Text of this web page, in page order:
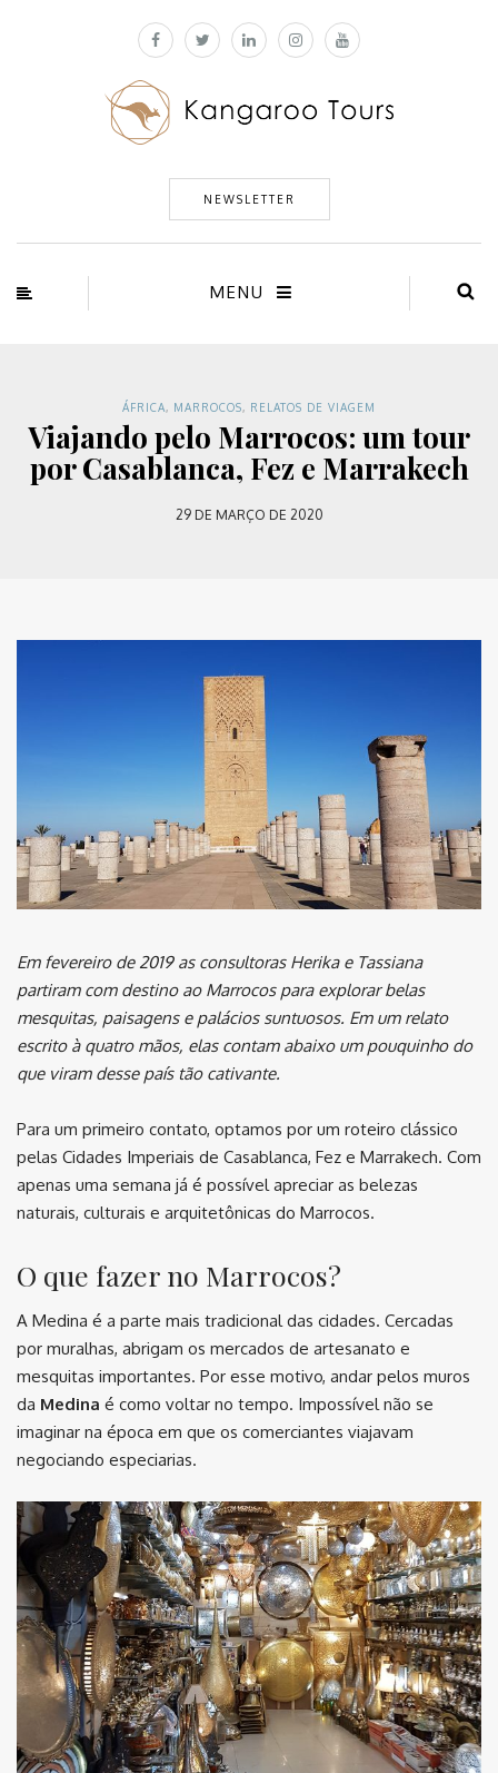
NEWSLETTER
MENU
ÁFRICA, MARROCOS, RELATOS DE VIAGEM
Viajando pelo Marrocos: um tour
por Casablanca, Fez e Marrakech
29 DE MARÇO DE 2020
Em fevereiro de 2019 as consultoras Herika e Tassiana
partiram com destino ao Marrocos para explorar belas
mesquitas, paisagens e palácios suntuosos. Em um relato
escrito à quatro mãos, elas contam abaixo um pouquinho do
que viram desse país tão cativante.
Para um primeiro contato, optamos por um roteiro clássico
pelas Cidades Imperiais de Casablanca, Fez e Marrakech. Com
apenas uma semana já é possível apreciar as belezas
naturais, culturais e arquitetônicas do Marrocos.
O que fazer no Marrocos?
A Medina é a parte mais tradicional das cidades. Cercadas
por muralhas, abrigam os mercados de artesanato e
mesquitas importantes. Por esse motivo, andar pelos muros
da Medina é como voltar no tempo. Impossível não se
imaginar na época em que os comerciantes viajavam
negociando especiarias.